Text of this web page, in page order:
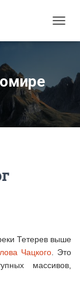
Тетерев выше
Чацкого . Это
массивов,